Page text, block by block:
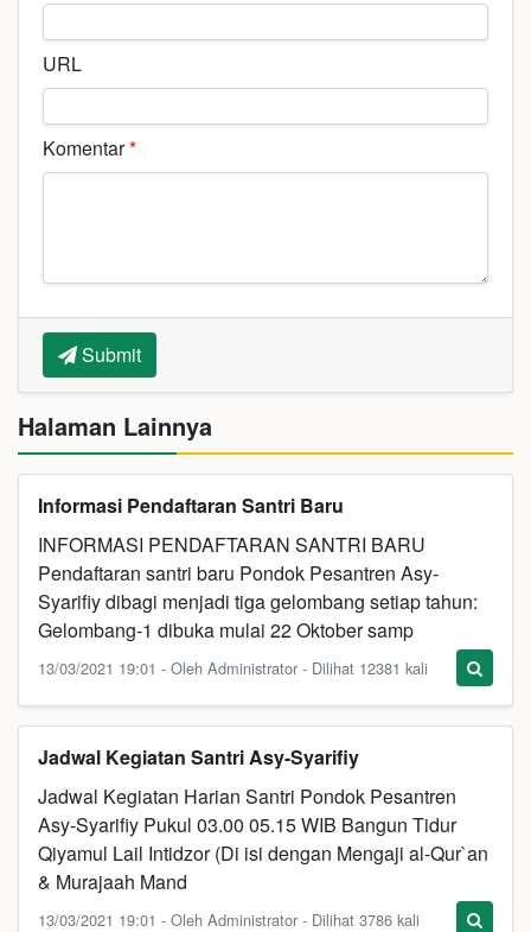
URL
Komentar*
Submit
Halaman Lainnya
Informasi Pendaftaran Santri Baru
INFORMASI PENDAFTARAN SANTRI BARU
Pendaftaran santri baru Pondok Pesantren Asy-
Syarifiy dibagi menjadi tiga gelombang setiap tahun:
Gelombang-1 dibuka mulai 22 Oktober samp
13/03/2021 19:01 - Oleh Administrator - Dilihat 12381 kali
Jadwal Kegiatan Santri Asy-Syarifiy
Jadwal Kegiatan Harian Santri Pondok Pesantren
Asy-Syarifiy Pukul 03.00 05.15 WIB Bangun Tidur
Qiyamul Lail Intidzor (Di isi dengan Mengaji al-Qur`an
& Murajaah Mand
13/03/2021 19:01 - Oleh Administrator - Dilihat 3786 kali